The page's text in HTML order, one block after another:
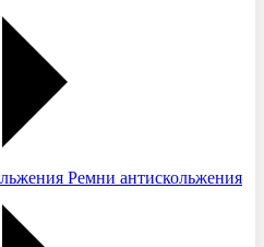
Ремни антискольжения